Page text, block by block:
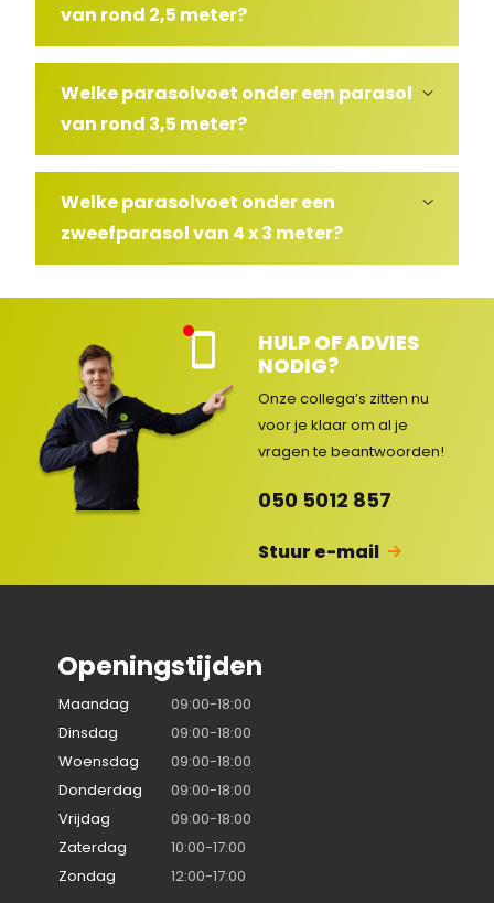
van rond 2,5 meter?
Welke parasolvoet onder een parasol
van rond 3,5 meter?
Welke parasolvoet onder een
zweefparasol van 4 x 3 meter?
nte
nse
rvic
e
HULP OF ADVIES
NODIG?
Onze collega’s zitten nu
voor je klaar om al je
vragen te beantwoorden!
050 5012 857
Stuur e-mail
Openingstijden
Maandag
09:00-18:00
Dinsdag
09:00-18:00
Woensdag
09:00-18:00
Donderdag
09:00-18:00
Vrijdag
09:00-18:00
Zaterdag
10:00-17:00
Zondag
12:00-17:00